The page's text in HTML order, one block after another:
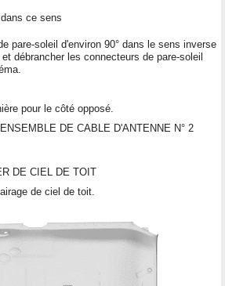
ce sens
pare-soleil d'environ 90° dans le sens inverse
débrancher les connecteurs de pare-soleil
pour le côté opposé.
DE CABLE D'ANTENNE N° 2
DE CIEL DE TOIT
de ciel de toit.